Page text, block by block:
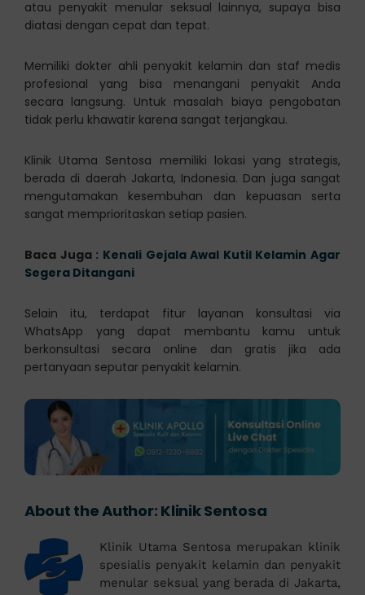
atau penyakit menular seksual lainnya, supaya bisa
diatasi dengan cepat dan tepat.
Memiliki dokter ahli penyakit kelamin dan staf medis
profesional yang bisa menangani penyakit Anda
secara langsung. Untuk masalah biaya pengobatan
tidak perlu khawatir karena sangat terjangkau.
Klinik Utama Sentosa memiliki lokasi yang strategis,
berada di daerah Jakarta, Indonesia. Dan juga sangat
mengutamakan kesembuhan dan kepuasan serta
sangat memprioritaskan setiap pasien.
Baca Juga : Kenali Gejala Awal Kutil Kelamin Agar
Segera Ditangani
Selain itu, terdapat fitur layanan konsultasi via
WhatsApp yang dapat membantu kamu untuk
berkonsultasi secara online dan gratis jika ada
pertanyaan seputar penyakit kelamin.
About the Author: Klinik Sentosa
Klinik Utama Sentosa merupakan klinik
spesialis penyakit kelamin dan penyakit
menular seksual yang berada di Jakarta,